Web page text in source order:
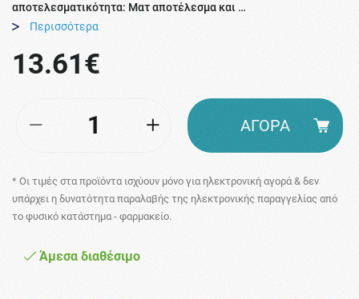
αποτελεσματικότητα: Ματ αποτέλεσμα και …
Περισσότερα
13.61€
* Οι τιμές στα προϊόντα ισχύουν μόνο για ηλεκτρονική αγορά & δεν
υπάρχει η δυνατότητα παραλαβής της ηλεκτρονικής παραγγελίας από
το φυσικό κατάστημα - φαρμακείο.
Άμεσα διαθέσιμο
ΑΓΟΡΑ